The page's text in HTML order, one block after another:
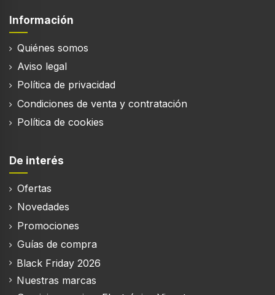
Clase climática
Clase de emisión de ruido
C
Nivel de ruido
40 dB
Dispensador cubitos
Función Vacaciones
Refrigerador
Frigorífico, capacidad neta
Información
Quiénes somos
Aviso legal
Política de privacidad
Condiciones de venta y contratación
Política de cookies
De interés
Ofertas
Novedades
Promociones
Guías de compra
Black Friday 2026
Nuestras marcas